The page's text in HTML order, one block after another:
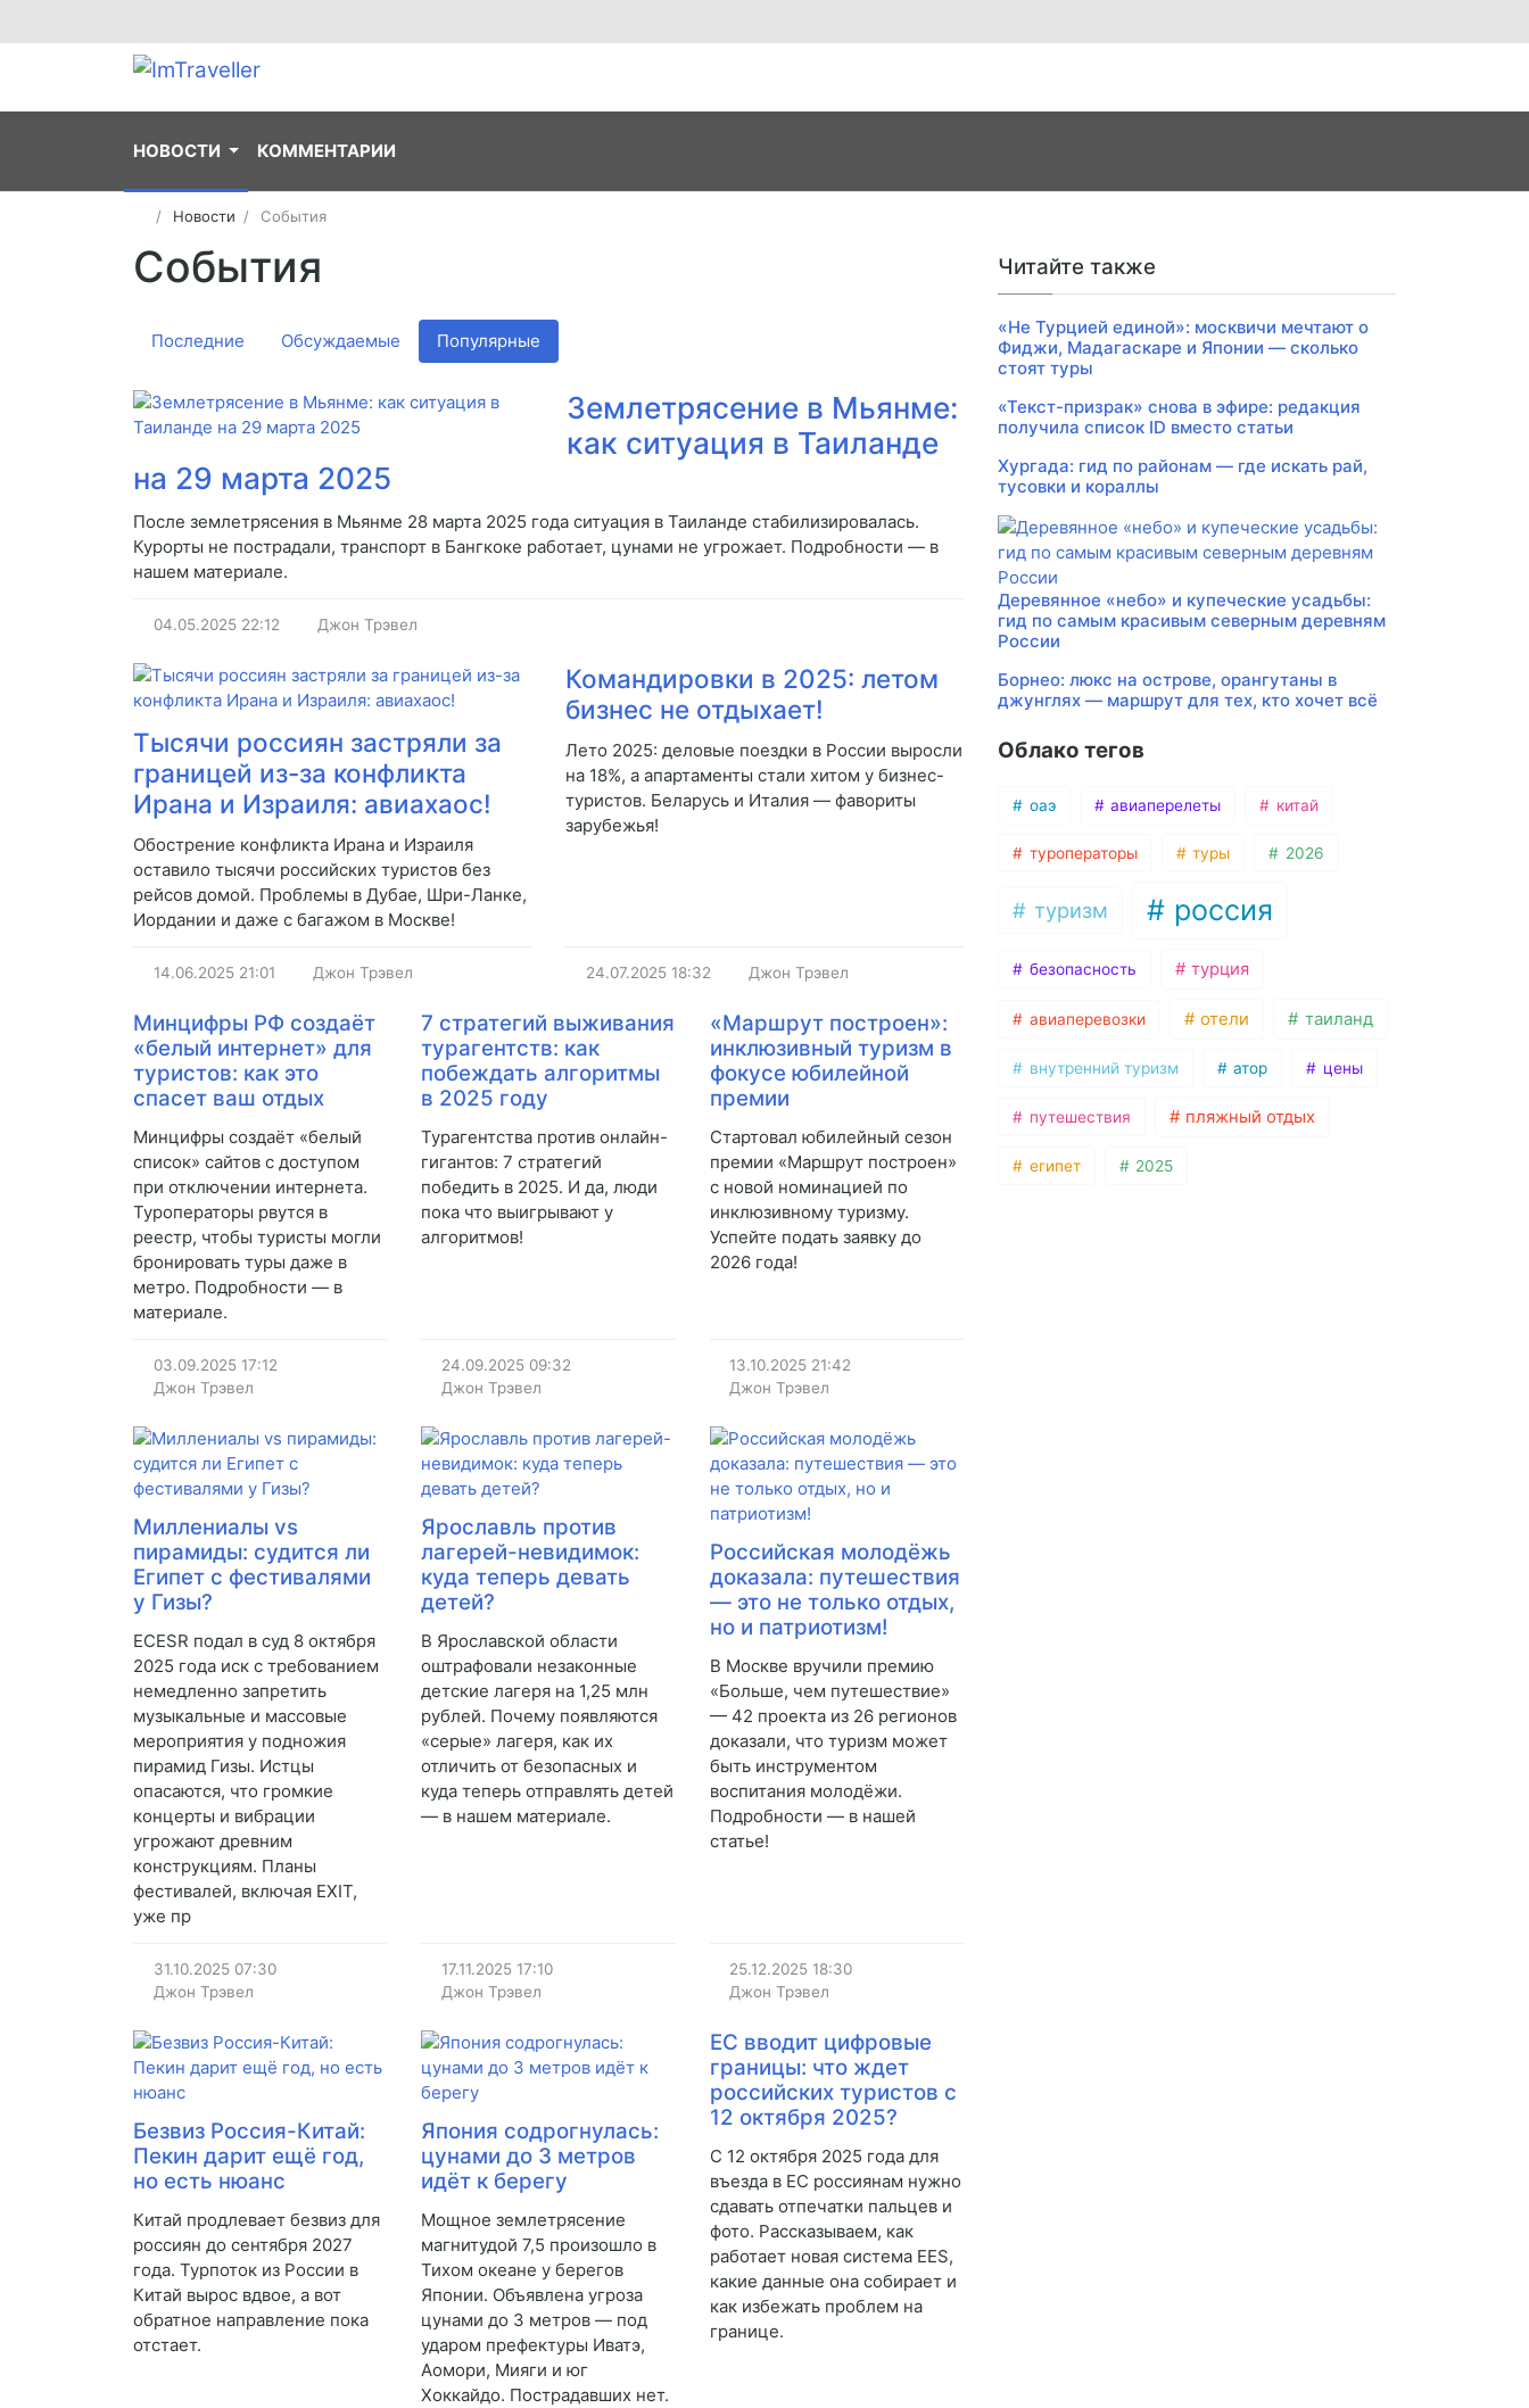
НОВОСТИ КОММЕНТАРИИ
Новости События
События
Последние Обсуждаемые Популярные
Землетрясение в Мьянме:
как ситуация в Таиланде
на 29 марта 2025
После землетрясения в Мьянме 28 марта 2025 года ситуация в Таиланде стабилизировалась.
Курорты не пострадали, транспорт в Бангкоке работает, цунами не угрожает. Подробности — в
нашем материале.
04.05.2025 22:12 Джон Трэвел
Тысячи россиян застряли за
границей из-за конфликта
Ирана и Израиля: авиахаос!
Обострение конфликта Ирана и Израиля
оставило тысячи российских туристов без
рейсов домой. Проблемы в Дубае, Шри-Ланке,
Иордании и даже с багажом в Москве!
14.06.2025 21:01 Джон Трэвел
Командировки в 2025: летом
бизнес не отдыхает!
Лето 2025: деловые поездки в России выросли
на 18%, а апартаменты стали хитом у бизнес-
туристов. Беларусь и Италия — фавориты
зарубежья!
24.07.2025 18:32 Джон Трэвел
Минцифры РФ создаёт
«белый интернет» для
туристов: как это
спасет ваш отдых
Минцифры создаёт «белый
список» сайтов с доступом
при отключении интернета.
Туроператоры рвутся в
реестр, чтобы туристы могли
бронировать туры даже в
метро. Подробности — в
материале.
03.09.2025 17:12
Джон Трэвел
7 стратегий выживания
турагентств: как
побеждать алгоритмы
в 2025 году
Турагентства против онлайн-
гигантов: 7 стратегий
победить в 2025. И да, люди
пока что выигрывают у
алгоритмов!
24.09.2025 09:32
Джон Трэвел
«Маршрут построен»:
инклюзивный туризм в
фокусе юбилейной
премии
Стартовал юбилейный сезон
премии «Маршрут построен»
с новой номинацией по
инклюзивному туризму.
Успейте подать заявку до
2026 года!
13.10.2025 21:42
Джон Трэвел
Миллениалы vs
пирамиды: судится ли
Египет с фестивалями
у Гизы?
ECESR подал в суд 8 октября
2025 года иск с требованием
немедленно запретить
музыкальные и массовые
мероприятия у подножия
пирамид Гизы. Истцы
опасаются, что громкие
концерты и вибрации
угрожают древним
конструкциям. Планы
фестивалей, включая EXIT,
уже пр
31.10.2025 07:30
Джон Трэвел
Ярославль против
лагерей-невидимок:
куда теперь девать
детей?
В Ярославской области
оштрафовали незаконные
детские лагеря на 1,25 млн
рублей. Почему появляются
«серые» лагеря, как их
отличить от безопасных и
куда теперь отправлять детей
— в нашем материале.
17.11.2025 17:10
Джон Трэвел
Российская молодёжь
доказала: путешествия
— это не только отдых,
но и патриотизм!
В Москве вручили премию
«Больше, чем путешествие»
— 42 проекта из 26 регионов
доказали, что туризм может
быть инструментом
воспитания молодёжи.
Подробности — в нашей
статье!
25.12.2025 18:30
Джон Трэвел
Безвиз Россия-Китай:
Пекин дарит ещё год,
но есть нюанс
Китай продлевает безвиз для
россиян до сентября 2027
года. Турпоток из России в
Китай вырос вдвое, а вот
обратное направление пока
отстает.
Япония содрогнулась:
цунами до 3 метров
идёт к берегу
Мощное землетрясение
магнитудой 7,5 произошло в
Тихом океане у берегов
Японии. Объявлена угроза
цунами до 3 метров — под
ударом префектуры Иватэ,
Аомори, Мияги и юг
Хоккайдо. Пострадавших нет.
ЕС вводит цифровые
границы: что ждет
российских туристов с
12 октября 2025?
С 12 октября 2025 года для
въезда в ЕС россиянам нужно
сдавать отпечатки пальцев и
фото. Рассказываем, как
работает новая система EES,
какие данные она собирает и
как избежать проблем на
границе.
Читайте также
«Не Турцией единой»: москвичи мечтают о
Фиджи, Мадагаскаре и Японии — сколько
стоят туры
«Текст-призрак» снова в эфире: редакция
получила список ID вместо статьи
Хургада: гид по районам — где искать рай,
тусовки и кораллы
Деревянное «небо» и купеческие усадьбы:
гид по самым красивым северным деревням
России
Борнео: люкс на острове, орангутаны в
джунглях — маршрут для тех, кто хочет всё
Облако тегов
оаэ авиаперелеты китай
туроператоры туры 2026
туризм россия
безопасность турция
авиаперевозки отели таиланд
внутренний туризм атор цены
путешествия пляжный отдых
египет 2025